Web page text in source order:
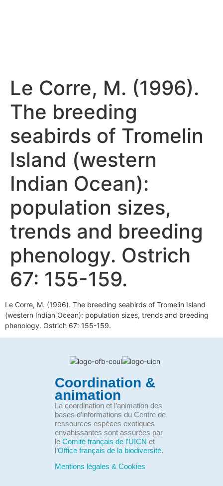
Le Corre, M. (1996).
The breeding
seabirds of Tromelin
Island (western
Indian Ocean):
population sizes,
trends and breeding
phenology. Ostrich
67: 155-159.
Le Corre, M. (1996). The breeding seabirds of Tromelin Island
(western Indian Ocean): population sizes, trends and breeding
phenology. Ostrich 67: 155-159.
Coordination &
animation
La coordination et l’animation des
bases d’informations du Centre de
ressources espèces exotiques
envahissantes sont assurées par
le Comité français de l’UICN et
l’Office français de la biodiversité.
Mentions légales & Cookies